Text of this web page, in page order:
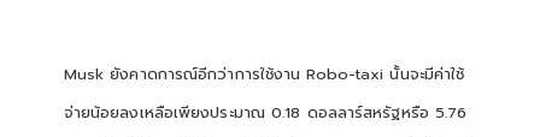
Musk ยังคาดการณ์อีกว่าการใช้งาน Robo-taxi นั้นจะมีค่าใช้
จ่ายน้อยลงเหลือเพียงประมาณ 0.18 ดอลลาร์สหรัฐหรือ 5.76